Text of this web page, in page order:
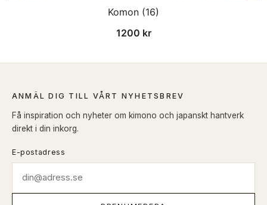
Komon (16)
1200 kr
ANMÄL DIG TILL VÅRT NYHETSBREV
Få inspiration och nyheter om kimono och japanskt hantverk
direkt i din inkorg.
E-postadress